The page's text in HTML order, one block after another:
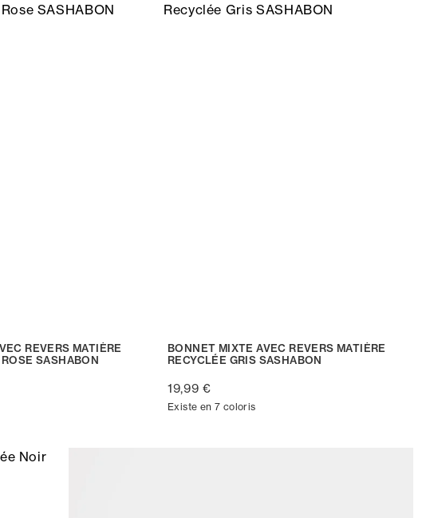
REVERS MATIÈRE
SASHABON
BONNET MIXTE AVEC REVERS MATIÈRE
RECYCLÉE GRIS SASHABON
19,99 €
Existe en 7 coloris